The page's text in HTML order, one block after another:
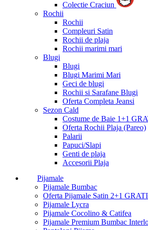
Colectie Craciun
Rochii
Rochii
Compleuri Satin
Rochii de plaja
Rochii marimi mari
Blugi
Blugi
Blugi Marimi Mari
Geci de blugi
Rochii si Sarafane Blugi
Oferta Completa Jeansi
Sezon Cald
Costume de Baie 1+1
Oferta Rochii Plaja (Pareo)
Palarii
Papuci/Slapi
Genti de plaja
Accesorii Plaja
Pijamale
Pijamale Bumbac
Oferta Pijamale Satin 2+1
Pijamale Lycra
Pijamale Cocolino & Catifea
Pijamale Premium Bumbac